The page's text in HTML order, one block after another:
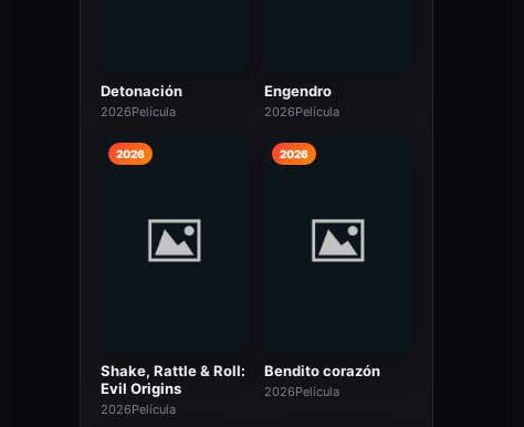
Detonación
2026Película
Engendro
2026Película
2026
Shake, Rattle & Roll:
Evil Origins
2026Película
2026
Bendito corazón
2026Película